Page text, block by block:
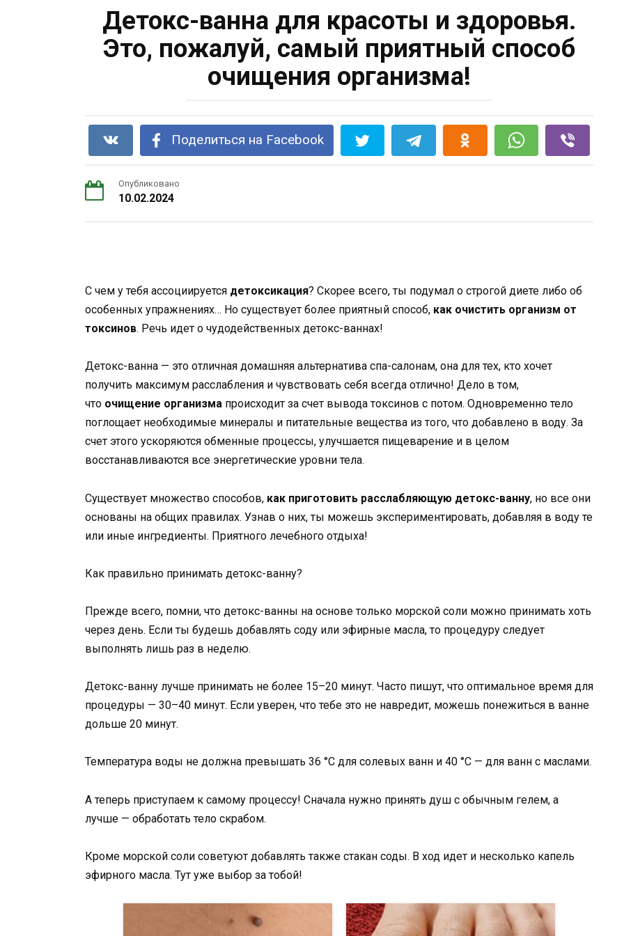
Детокс-ванна для красоты и здоровья.
Это, пожалуй, самый приятный способ
очищения организма!
Поделиться на Facebook
Опубликовано
10.02.2024
С чем у тебя ассоциируется детоксикация? Скорее всего, ты подумал о строгой диете либо об
особенных упражнениях… Но существует более приятный способ, как очистить организм от
токсинов. Речь идет о чудодейственных детокс-ваннах!
Детокс-ванна — это отличная домашняя альтернатива спа-салонам, она для тех, кто хочет
получить максимум расслабления и чувствовать себя всегда отлично! Дело в том,
что очищение организма происходит за счет вывода токсинов с потом. Одновременно тело
поглощает необходимые минералы и питательные вещества из того, что добавлено в воду. За
счет этого ускоряются обменные процессы, улучшается пищеварение и в целом
восстанавливаются все энергетические уровни тела.
Существует множество способов, как приготовить расслабляющую детокс-ванну, но все они
основаны на общих правилах. Узнав о них, ты можешь экспериментировать, добавляя в воду те
или иные ингредиенты. Приятного лечебного отдыха!
Как правильно принимать детокс-ванну?
Прежде всего, помни, что детокс-ванны на основе только морской соли можно принимать хоть
через день. Если ты будешь добавлять соду или эфирные масла, то процедуру следует
выполнять лишь раз в неделю.
Детокс-ванну лучше принимать не более 15–20 минут. Часто пишут, что оптимальное время для
процедуры — 30–40 минут. Если уверен, что тебе это не навредит, можешь понежиться в ванне
дольше 20 минут.
Температура воды не должна превышать 36 °С для солевых ванн и 40 °С — для ванн с маслами.
А теперь приступаем к самому процессу! Сначала нужно принять душ с обычным гелем, а
лучше — обработать тело скрабом.
Кроме морской соли советуют добавлять также стакан соды. В ход идет и несколько капель
эфирного масла. Тут уже выбор за тобой!